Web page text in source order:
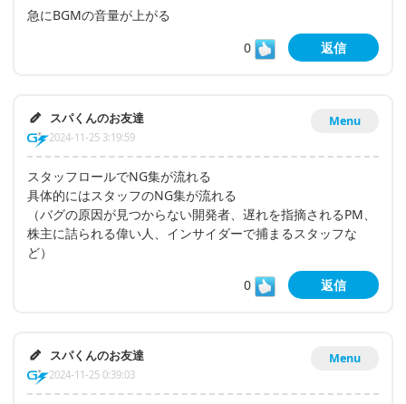
急にBGMの音量が上がる
0
返信
Menu
スパくんのお友達
2024-11-25 3:19:59
スタッフロールでNG集が流れる
具体的にはスタッフのNG集が流れる
（バグの原因が見つからない開発者、遅れを指摘されるPM、
株主に詰られる偉い人、インサイダーで捕まるスタッフな
ど）
0
返信
Menu
スパくんのお友達
2024-11-25 0:39:03